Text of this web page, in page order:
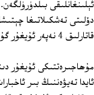
ئېلىنغانلىقى
دۆلىتى تەشكىلاتىغا
قاتارلىق 4 نەپەر ئۇيغۇر گۇماندارنى قولغا ئالغان ئىدى.
مۇھاجىرەتتىكى ئۇيغۇر
ئايدا تەيۋەننىڭ بىر